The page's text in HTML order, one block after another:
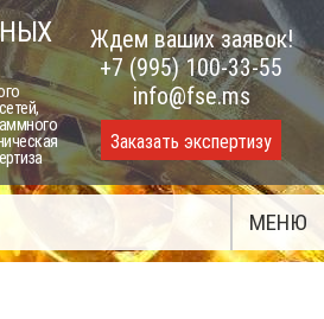
Ждем ваших заявок!
+7 (995) 100-33-55
info@fse.ms
Заказать экспертизу
МЕНЮ